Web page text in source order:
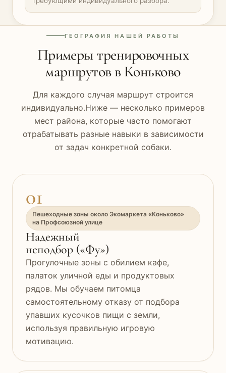
ГЕОГРАФИЯ НАШЕЙ РАБОТЫ
Примеры тренировочных
маршрутов в Коньково
Для каждого случая маршрут строится
индивидуально.Ниже — несколько примеров
мест района, которые часто помогают
отрабатывать разные навыки в зависимости
от задач конкретной собаки.
01
Пешеходные зоны около Экомаркета «Коньково»
на Профсоюзной улице
Надежный
неподбор («Фу»)
Прогулочные зоны с обилием кафе,
палаток уличной еды и продуктовых
рядов. Мы обучаем питомца
самостоятельному отказу от подбора
упавших кусочков пищи с земли,
используя правильную игровую
мотивацию.